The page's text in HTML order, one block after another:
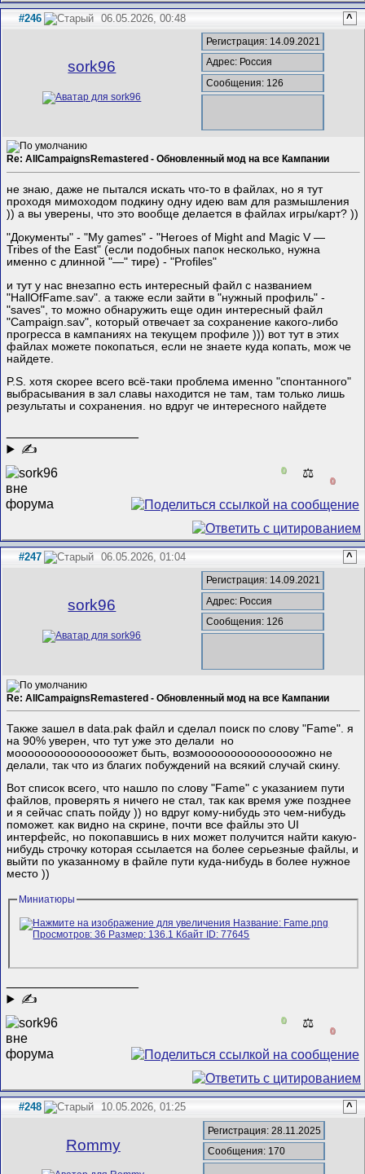
#246 06.05.2026, 00:48 ^
sork96
Регистрация: 14.09.2021
Адрес: Россия
Сообщения: 126
Re: AllCampaignsRemastered - Обновленный мод на все Кампании
не знаю, даже не пытался искать что-то в файлах, но я тут
проходя мимоходом подкину одну идею вам для размышления
)) а вы уверены, что это вообще делается в файлах игры/карт? ))
"Документы" - "My games" - "Heroes of Might and Magic V —
Tribes of the East" (если подобных папок несколько, нужна
именно с длинной "—" тире) - "Profiles"
и тут у нас внезапно есть интересный файл с названием
"HallOfFame.sav". а также если зайти в "нужный профиль" -
"saves", то можно обнаружить еще один интересный файл
"Campaign.sav", который отвечает за сохранение какого-либо
прогресса в кампаниях на текущем профиле ))) вот тут в этих
файлах можете покопаться, если не знаете куда копать, мож че
найдете.
P.S. хотя скорее всего всё-таки проблема именно "спонтанного"
выбрасывания в зал славы находится не там, там только лишь
результаты и сохранения. но вдруг че интересного найдете
✍
0 ⚖️
0
#247 06.05.2026, 01:04 ^
sork96
Регистрация: 14.09.2021
Адрес: Россия
Сообщения: 126
Re: AllCampaignsRemastered - Обновленный мод на все Кампании
Также зашел в data.pak файл и сделал поиск по слову "Fame". я
на 90% уверен, что тут уже это делали
но
моооооооооооооооожет быть, возмооооооооооооооожно не
делали, так что из благих побуждений на всякий случай скину.
Вот список всего, что нашло по слову "Fame" с указанием пути
файлов, проверять я ничего не стал, так как время уже позднее
и я сейчас спать пойду )) но вдруг кому-нибудь это чем-нибудь
поможет. как видно на скрине, почти все файлы это UI
интерфейс, но покопавшись в них может получится найти какую-
нибудь строчку которая ссылается на более серьезные файлы, и
выйти по указанному в файле пути куда-нибудь в более нужное
место ))
Миниатюры
✍
0 ⚖️
0
#248 10.05.2026, 01:25 ^
Rommy
Регистрация: 28.11.2025
Сообщения: 170